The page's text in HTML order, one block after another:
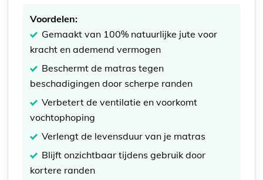
Voordelen:
Gemaakt van 100% natuurlijke jute voor
kracht en ademend vermogen
Beschermt de matras tegen
beschadigingen door scherpe randen
Verbetert de ventilatie en voorkomt
vochtophoping
Verlengt de levensduur van je matras
Blijft onzichtbaar tijdens gebruik door
kortere randen